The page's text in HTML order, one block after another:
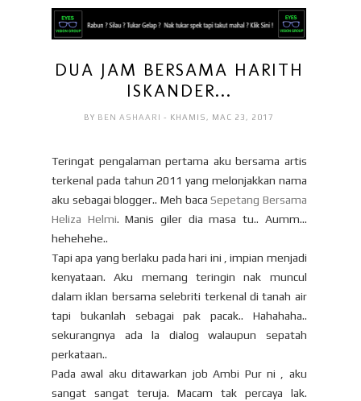
DUA JAM BERSAMA HARITH
ISKANDER...
BY BEN ASHAARI- KHAMIS, MAC 23, 2017
Teringat pengalaman pertama aku bersama artis
terkenal pada tahun 2011 yang melonjakkan nama
aku sebagai blogger.. Meh baca Sepetang Bersama
Heliza Helmi. Manis giler dia masa tu.. Aumm...
hehehehe..
Tapi apa yang berlaku pada hari ini , impian menjadi
kenyataan. Aku memang teringin nak muncul
dalam iklan bersama selebriti terkenal di tanah air
tapi bukanlah sebagai pak pacak.. Hahahaha..
sekurangnya ada la dialog walaupun sepatah
perkataan..
Pada awal aku ditawarkan job Ambi Pur ni , aku
sangat sangat teruja. Macam tak percaya lak.